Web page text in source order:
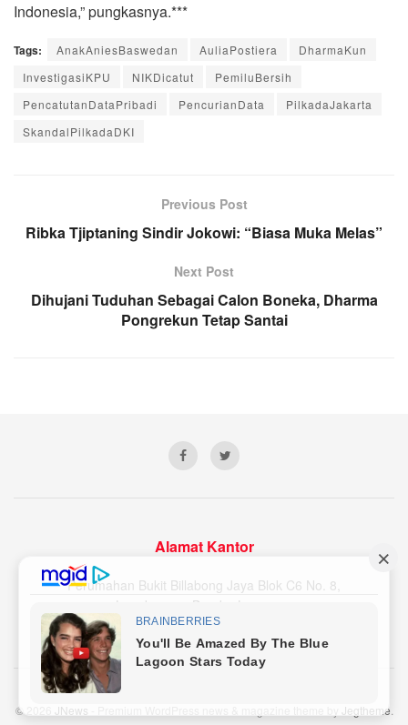
Indonesia,” pungkasnya.***
Tags: AnakAniesBaswedan AuliaPostiera
DharmaKun
InvestigasiKPU
NIKDicatut
PemiluBersih
PencatutanDataPribadi
PencurianData
PilkadaJakarta
SkandalPilkadaDKI
Previous Post
Ribka Tjiptaning Sindir Jokowi: “Biasa Muka Melas”
Next Post
Dihujani Tuduhan Sebagai Calon Boneka, Dharma
Pongrekun Tetap Santai
Alamat Kantor
Perumahan Bukit Billabong Jaya Blok C6 No. 8,
Langkapura, Bandar Lampung
Email Redaksi : lampunginsider@gmail.com
Nomor WA/HP : 081379896119
© 2026 JNews Jegtheme.